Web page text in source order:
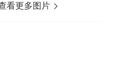
看更多图片